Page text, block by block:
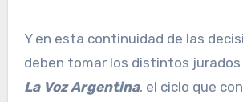
Y en esta continuidad de las decisiones que
deben tomar los distintos
La Voz Argentina, el ciclo que